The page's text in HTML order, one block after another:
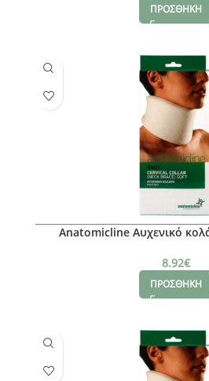
ΠΡΟΣΘΗΚΗ
Anatomicline Αυχενικό
8.92€
ΠΡΟΣΘΗΚΗ